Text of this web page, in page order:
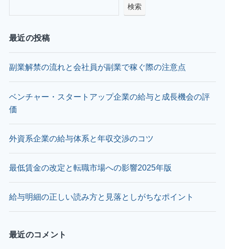
検索
最近の投稿
副業解禁の流れと会社員が副業で稼ぐ際の注意点
ベンチャー・スタートアップ企業の給与と成長機会の評
価
外資系企業の給与体系と年収交渉のコツ
最低賃金の改定と転職市場への影響2025年版
給与明細の正しい読み方と見落としがちなポイント
最近のコメント